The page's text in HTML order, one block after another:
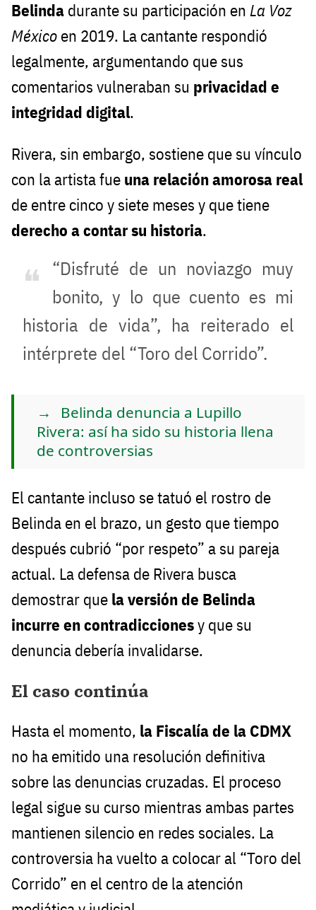
Belinda durante su participación en La Voz
México en 2019. La cantante respondió
legalmente, argumentando que sus
comentarios vulneraban su privacidad e
integridad digital.
Rivera, sin embargo, sostiene que su vínculo
con la artista fue una relación amorosa real
de entre cinco y siete meses y que tiene
derecho a contar su historia.
“Disfruté de un noviazgo muy
bonito, y lo que cuento es mi
historia de vida”, ha reiterado el
intérprete del “Toro del Corrido”.
Belinda denuncia a Lupillo
Rivera: así ha sido su historia llena
de controversias
El cantante incluso se tatuó el rostro de
Belinda en el brazo, un gesto que tiempo
después cubrió “por respeto” a su pareja
actual. La defensa de Rivera busca
demostrar que la versión de Belinda
incurre en contradiccionesy que su
denuncia debería invalidarse.
El caso continúa
Hasta el momento, la Fiscalía de la CDMX
no ha emitido una resolución definitiva
sobre las denuncias cruzadas. El proceso
legal sigue su curso mientras ambas partes
mantienen silencio en redes sociales. La
controversia ha vuelto a colocar al “Toro del
Corrido” en el centro de la atención